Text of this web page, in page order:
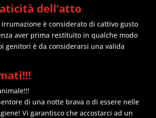
dell’atto
è considerato di cattivo gusto
aver prima restituito in qualche modo
genitori è da considerarsi una valida
di una notte brava o di essere nelle
Vi garantisco che accostarci ad un